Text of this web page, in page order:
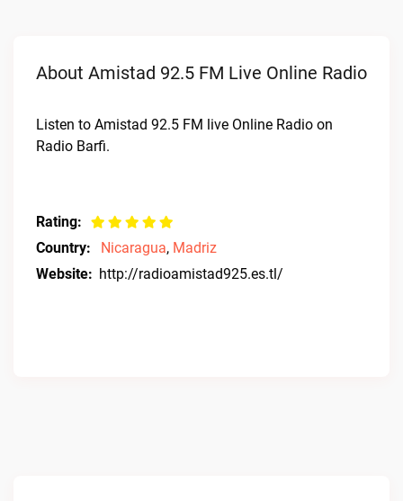
About Amistad 92.5 FM Live Online Radio
Listen to Amistad 92.5 FM live Online Radio on
Radio Barfi.
Rating:
Country:
Nicaragua, Madriz
Website: http://radioamistad925.es.tl/